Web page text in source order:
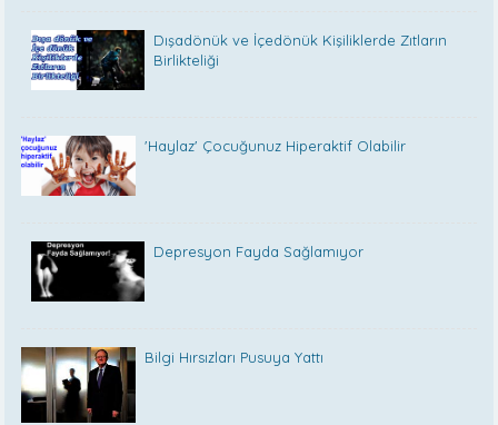
Dışadönük ve İçedönük Kişiliklerde Zıtların
Birlikteliği
'Haylaz' Çocuğunuz Hiperaktif Olabilir
Depresyon Fayda Sağlamıyor
Bilgi Hırsızları Pusuya Yattı